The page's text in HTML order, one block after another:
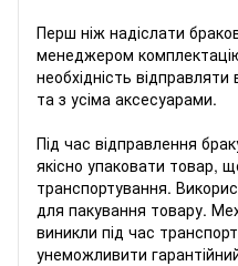
Перш ніж надіслати
менеджером
необхідність відправляти
та з усіма аксесуарами.
Під час відправлення
якісно упаковати товар,
транспортування.
для пакування товару.
виникли під час
унеможливити